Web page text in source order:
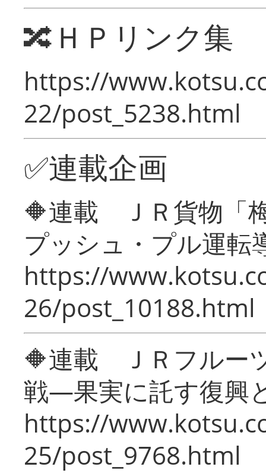
🔀ＨＰリンク集
https://
22/post_5238.html
✅連載企画
🔶連載 ＪＲ貨物「
プッシュ・プル運転
https://
26/post_10188.html
🔶連載 ＪＲフルー
戦―果実に託す復興
https://
25/post_9768.html